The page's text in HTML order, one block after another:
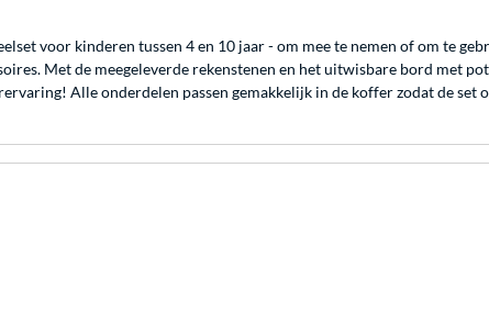
voor kinderen tussen 4 en 10 jaar - om mee te nemen of om te
Met de meegeleverde rekenstenen en het uitwisbare bord met
Alle onderdelen passen gemakkelijk in de koffer zodat de set